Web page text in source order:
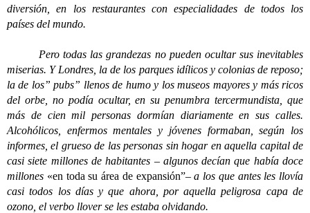
diversión, en los restaurantes con especialidades de todos los
países del mundo.
Pero todas las grandezas no pueden ocultar sus inevitables
miserias. Y Londres, la de los parques idílicos y colonias de reposo;
la de los” pubs” llenos de humo y los museos mayores y más ricos
del orbe, no podía ocultar, en su penumbra tercermundista, que
más de cien mil personas dormían diariamente en sus calles.
Alcohólicos, enfermos mentales y jóvenes formaban, según los
informes, el grueso de las personas sin hogar en aquella capital de
casi siete millones de habitantes – algunos decían que había doce
millones «en toda su área de expansión”– a los que antes les llovía
casi todos los días y que ahora, por aquella peligrosa capa de
ozono, el verbo llover se les estaba olvidando.